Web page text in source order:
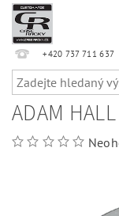
+420 737 711 637
ADAM